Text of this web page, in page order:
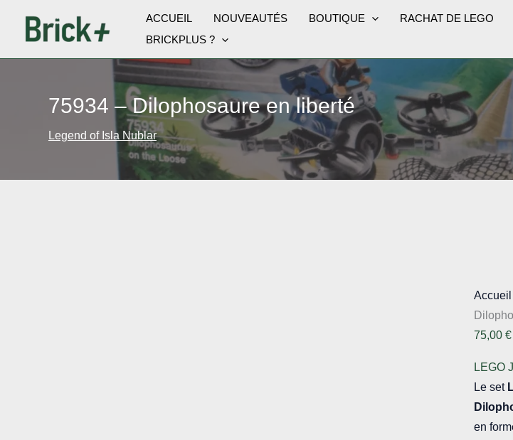
ACCUEIL NOUVEAUTÉS BOUTIQUE
RACHAT DE LEGO
BRICKPLUS ?
75934 – Dilophosaure en liberté
Legend of Isla Nublar
Accueil
75,00€
LEGO
Le set
en